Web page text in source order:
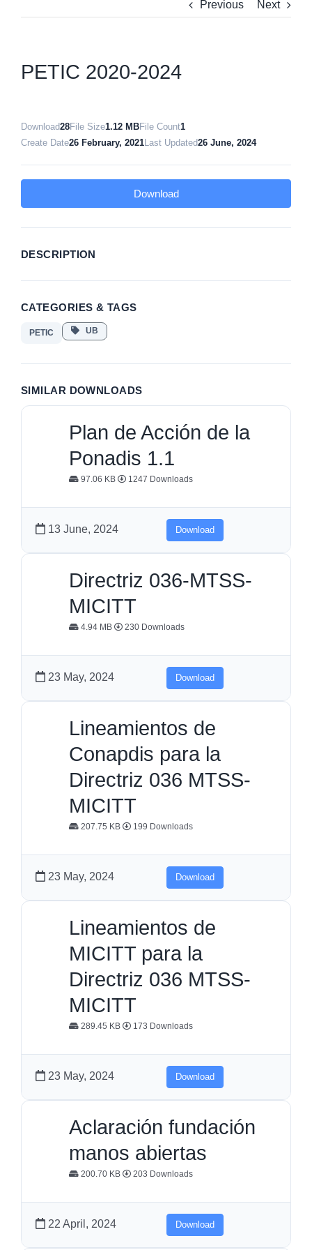
Previous Next
PETIC 2020-2024
Download28File Size1.12 MBFile Count1
Create Date26 February, 2021 Last Updated26 June, 2024
Download
DESCRIPTION
CATEGORIES & TAGS
PETIC UB
SIMILAR DOWNLOADS
Plan de Acción de la
Ponadis 1.1
97.06 KB 1247 Downloads
13 June, 2024 Download
Directriz 036-MTSS-
MICITT
4.94 MB 230 Downloads
23 May, 2024 Download
Lineamientos de
Conapdis para la
Directriz 036 MTSS-
MICITT
207.75 KB 199 Downloads
23 May, 2024 Download
Lineamientos de
MICITT para la
Directriz 036 MTSS-
MICITT
289.45 KB 173 Downloads
23 May, 2024 Download
Aclaración fundación
manos abiertas
200.70 KB 203 Downloads
22 April, 2024 Download